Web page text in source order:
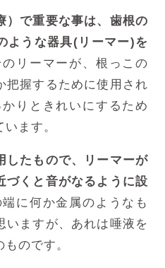
）で重要な事は、歯根の
ような器具(リーマー)を
のリーマーが、根っこの
把握するために使用され
りときれいにするため
ます。
したもので、リーマーが
づくと音がなるように設
端に何か金属のようなも
いますが、あれは唾液を
のです。